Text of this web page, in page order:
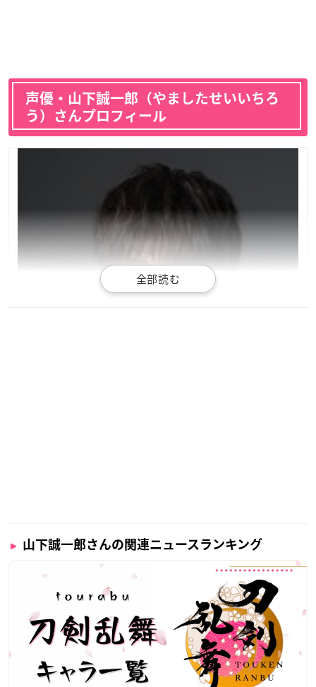
声優・山下誠一郎（やましたせいいちろ
う）さんプロフィール
（引用：「大沢事務所」 ）
山下誠一郎 さんは広島県出身で現在大沢事務所に所属してお
り、今年で31歳を迎えます。
高校を卒業後、専門学校在学中の2012年に声優デビューした山
下さん。
山下誠一郎さんの関連ニュースランキング